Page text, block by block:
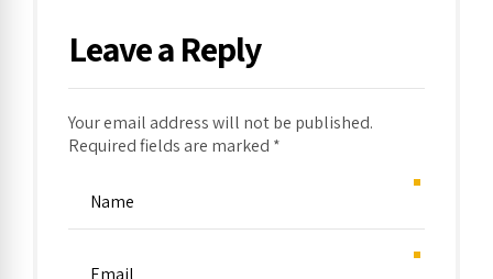
Leave a Reply
Your email address will not be published.
Required fields are marked *